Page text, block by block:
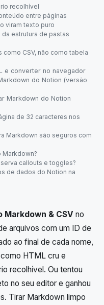
recolhível
entre páginas
viram texto puro
estrutura de pastas
CSV, não como tabela
e converter no navegador
do Notion (versão
Markdown do Notion
de 32 caracteres nos
Markdown são seguros com
Markdown?
callouts e toggles?
de dados do Notion na
Markdown & CSV no
arquivos com um ID de
ao final de cada nome,
HTML cru e
recolhível. Ou tentou
no seu editor e ganhou
Tirar Markdown limpo